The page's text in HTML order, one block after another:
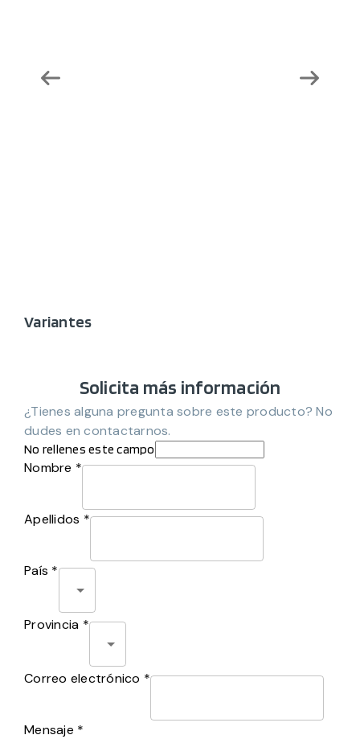
Variantes
Solicita más información
¿Tienes alguna pregunta sobre este producto? No
dudes en contactarnos.
No rellenes este campo
Nombre *
Apellidos *
País *
Provincia *
Correo electrónico *
Mensaje *